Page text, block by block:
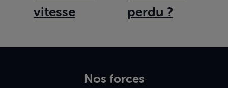
vitesse
perdu ?
Nos forces